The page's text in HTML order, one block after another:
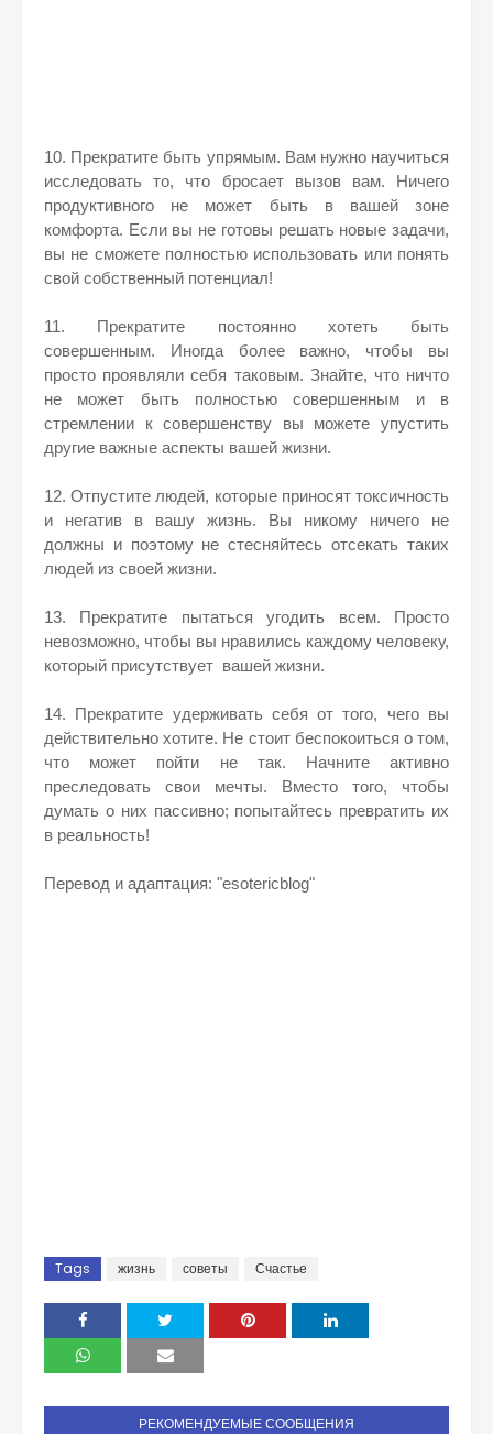
10. Прекратите быть упрямым. Вам нужно научиться
исследовать то, что бросает вызов вам. Ничего
продуктивного не может быть в вашей зоне
комфорта. Если вы не готовы решать новые задачи,
вы не сможете полностью использовать или понять
свой собственный потенциал!
11. Прекратите постоянно хотеть быть
совершенным. Иногда более важно, чтобы вы
просто проявляли себя таковым. Знайте, что ничто
не может быть полностью совершенным и в
стремлении к совершенству вы можете упустить
другие важные аспекты вашей жизни.
12. Отпустите людей, которые приносят токсичность
и негатив в вашу жизнь. Вы никому ничего не
должны и поэтому не стесняйтесь отсекать таких
людей из своей жизни.
13. Прекратите пытаться угодить всем. Просто
невозможно, чтобы вы нравились каждому человеку,
который присутствует вашей жизни.
14. Прекратите удерживать себя от того, чего вы
действительно хотите. Не стоит беспокоиться о том,
что может пойти не так. Начните активно
преследовать свои мечты. Вместо того, чтобы
думать о них пассивно; попытайтесь превратить их
в реальность!
Перевод и адаптация: "esotericblog"
Tags жизнь советы Счастье
РЕКОМЕНДУЕМЫЕ СООБЩЕНИЯ